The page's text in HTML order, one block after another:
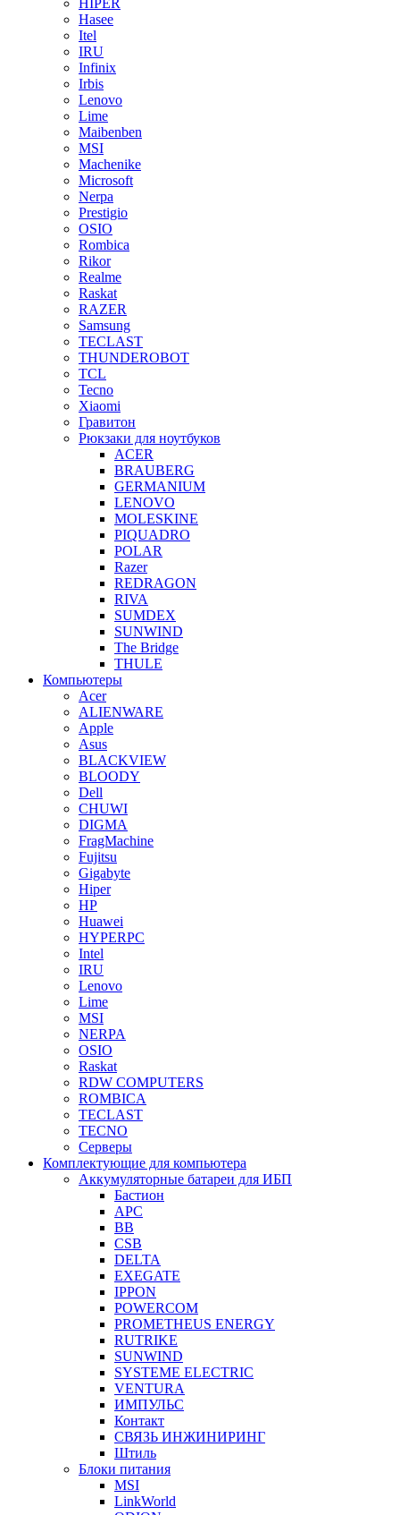
HIPER
Hasee
Itel
IRU
Infinix
Irbis
Lenovo
Lime
Maibenben
MSI
Machenike
Microsoft
Nerpa
Prestigio
OSIO
Rombica
Rikor
Realme
Raskat
RAZER
Samsung
TECLAST
THUNDEROBOT
TCL
Tecno
Xiaomi
Гравитон
Рюкзаки для ноутбуков
ACER
BRAUBERG
GERMANIUM
LENOVO
MOLESKINE
PIQUADRO
POLAR
Razer
REDRAGON
RIVA
SUMDEX
SUNWIND
The Bridge
THULE
Компьютеры
Acer
ALIENWARE
Apple
Asus
BLACKVIEW
BLOODY
Dell
CHUWI
DIGMA
FragMachine
Fujitsu
Gigabyte
Hiper
HP
Huawei
HYPERPC
Intel
IRU
Lenovo
Lime
MSI
NERPA
OSIO
Raskat
RDW COMPUTERS
ROMBICA
TECLAST
TECNO
Серверы
Комплектующие для компьютера
Аккумуляторные батареи для ИБП
Бастион
APC
BB
CSB
DELTA
EXEGATE
IPPON
POWERCOM
PROMETHEUS ENERGY
RUTRIKE
SUNWIND
SYSTEME ELECTRIC
VENTURA
ИМПУЛЬС
Контакт
СВЯЗЬ ИНЖИНИРИНГ
Штиль
Блоки питания
MSI
LinkWorld